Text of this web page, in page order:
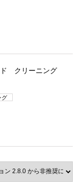
クリーニング
グ